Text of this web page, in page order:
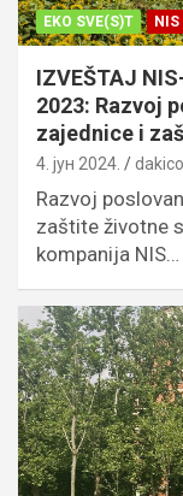
EKO SVE(S)T NIS
IZVEŠTAJ
2023: Razvoj
zajednice i
4. јун 2024.
Razvoj
zaštite životne
kompanija NIS…